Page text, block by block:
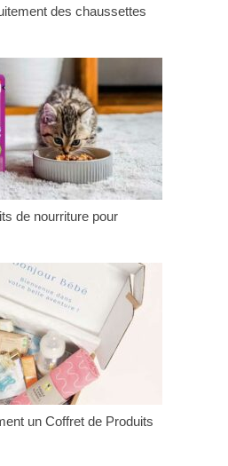
des chaussettes
de nourriture pour
un Coffret de Produits